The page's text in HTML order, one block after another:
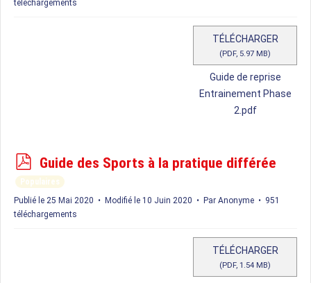
téléchargements
TÉLÉCHARGER
(PDF, 5.97 MB)
Guide de reprise
Entrainement Phase
2.pdf
p
d
f
Guide des Sports à la pratique différée
Populaires
Publié le 25 Mai 2020
Modifié le 10 Juin 2020 Par Anonyme
951
téléchargements
TÉLÉCHARGER
(PDF, 1.54 MB)